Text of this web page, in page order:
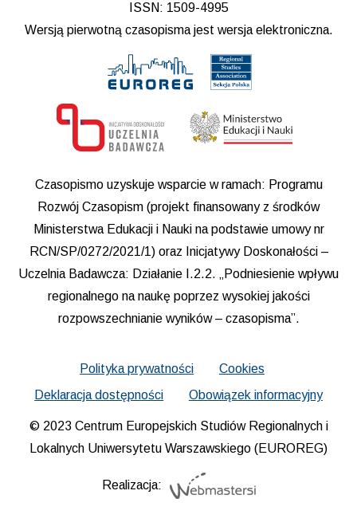
ISSN: 1509-4995
Wersją pierwotną czasopisma jest wersja elektroniczna.
Czasopismo uzyskuje wsparcie w ramach: Programu
Rozwój Czasopism (projekt finansowany z środków
Ministerstwa Edukacji i Nauki na podstawie umowy nr
RCN/SP/0272/2021/1) oraz Inicjatywy Doskonałości –
Uczelnia Badawcza: Działanie I.2.2. „Podniesienie wpływu
regionalnego na naukę poprzez wysokiej jakości
rozpowszechnianie wyników – czasopisma”.
Polityka prywatności
Cookies
Deklaracja dostępności
Obowiązek informacyjny
© 2023 Centrum Europejskich Studiów Regionalnych i
Lokalnych Uniwersytetu Warszawskiego (EUROREG)
Realizacja: